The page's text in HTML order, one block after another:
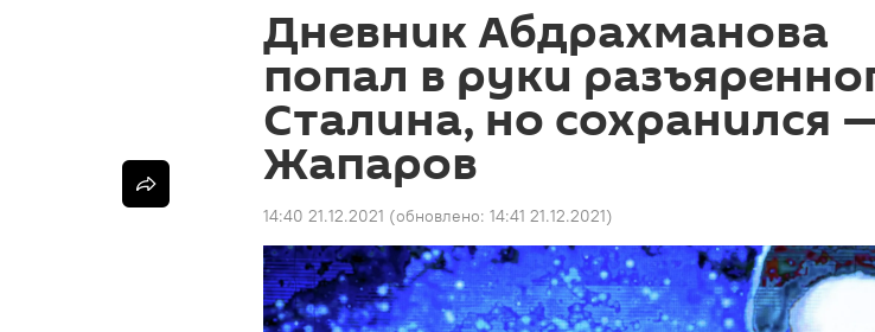
Дневник Абдрахманова
попал в руки
Сталина, но сохранился
Жапаров
14:40 21.12.2021 (обновлено: 14:41 21.12.2021)